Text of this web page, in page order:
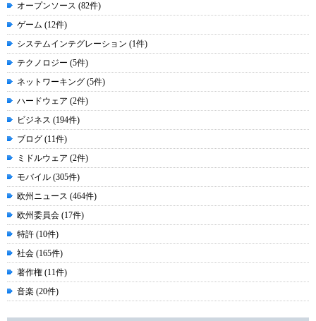
オープンソース (82件)
ゲーム (12件)
システムインテグレーション (1件)
テクノロジー (5件)
ネットワーキング (5件)
ハードウェア (2件)
ビジネス (194件)
ブログ (11件)
ミドルウェア (2件)
モバイル (305件)
欧州ニュース (464件)
欧州委員会 (17件)
特許 (10件)
社会 (165件)
著作権 (11件)
音楽 (20件)